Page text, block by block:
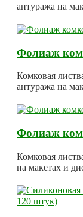
антуража на
Фолиаж
Комковая
антуража на
Фолиаж
Комковая
на макетах и